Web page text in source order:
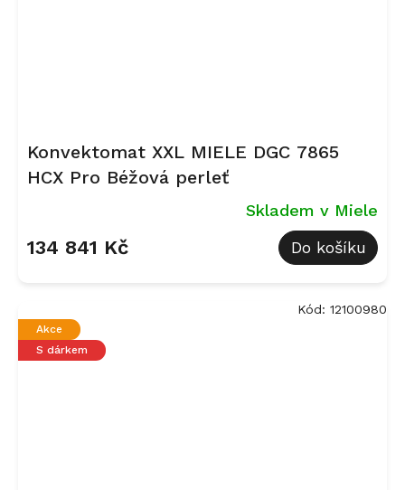
Konvektomat XXL MIELE DGC 7865
HCX Pro Béžová perleť
Skladem v Miele
134 841 Kč Do košíku
Akce
S dárkem
Kód: 12100980